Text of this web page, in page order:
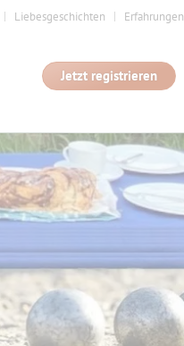
Liebesgeschichten Erfahrungen
Jetzt registrieren